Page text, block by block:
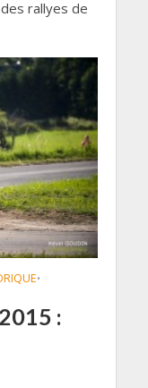
rallyes de
•
: